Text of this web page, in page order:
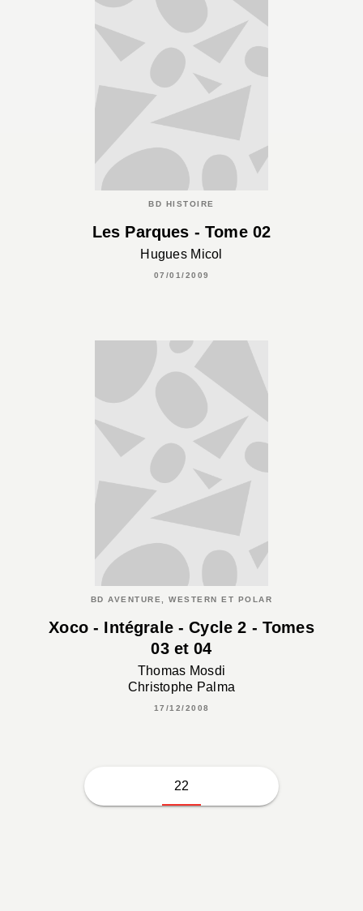
BD HISTOIRE
Les Parques - Tome 02
Hugues Micol
07/01/2009
BD AVENTURE, WESTERN ET POLAR
Xoco - Intégrale - Cycle 2 - Tomes
03 et 04
Thomas Mosdi
Christophe Palma
17/12/2008
22